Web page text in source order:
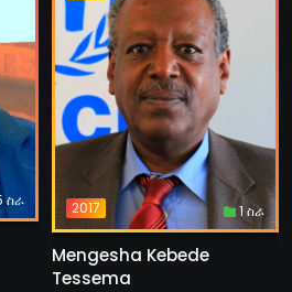
ስራ 2017 1 ስራ
Mengesha Kebede
Tessema